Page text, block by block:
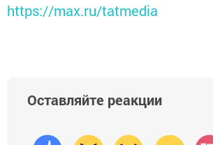
https://max.ru/tatmedia
Оставляйте реакции